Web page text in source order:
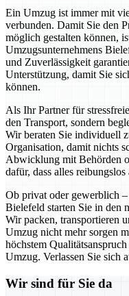
Ein Umzug ist immer mit
verbunden. Damit Sie den
möglich gestalten können,
Umzugsunternehmens
und Zuverlässigkeit
Unterstützung, damit Sie
können.
Als Ihr Partner für
den Transport, sondern
Wir beraten Sie individuell
Organisation, damit nichts
Abwicklung mit Behörden
dafür, dass alles reibungslos
Ob privat oder gewerblich
Bielefeld starten Sie in den
Wir packen, transportieren
Umzug nicht mehr sorgen
höchstem
Umzug. Verlassen Sie sich
Wir sind für Sie da